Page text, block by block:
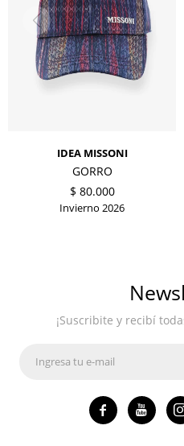
IDEA MISSONI
GORRO
$ 80.000
Invierno 2026
¡Suscribite y recibí
 